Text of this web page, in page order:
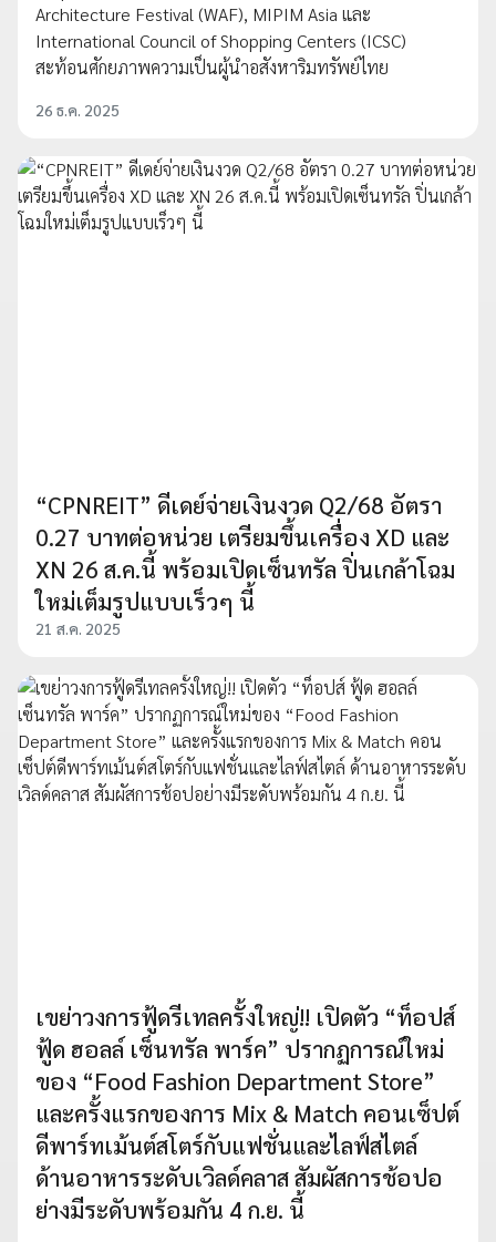
Architecture Festival (WAF), MIPIM Asia และ
International Council of Shopping Centers (ICSC)
สะท้อนศักยภาพความเป็นผู้นำอสังหาริมทรัพย์ไทย
26 ธ.ค. 2025
“CPNREIT” ดีเดย์จ่ายเงินงวด Q2/68 อัตรา
0.27 บาทต่อหน่วย เตรียมขึ้นเครื่อง XD และ
XN 26 ส.ค.นี้ พร้อมเปิดเซ็นทรัล ปิ่นเกล้าโฉม
ใหม่เต็มรูปแบบเร็วๆ นี้
21 ส.ค. 2025
เขย่าวงการฟู้ดรีเทลครั้งใหญ่!! เปิดตัว “ท็อปส์
ฟู้ด ฮอลล์ เซ็นทรัล พาร์ค” ปรากฏการณ์ใหม่
ของ “Food Fashion Department Store”
และครั้งแรกของการ Mix & Match คอนเซ็ปต์
ดีพาร์ทเม้นต์สโตร์กับแฟชั่นและไลฟ์สไตล์
ด้านอาหารระดับเวิลด์คลาส สัมผัสการช้อปอ
ย่างมีระดับพร้อมกัน 4 ก.ย. นี้